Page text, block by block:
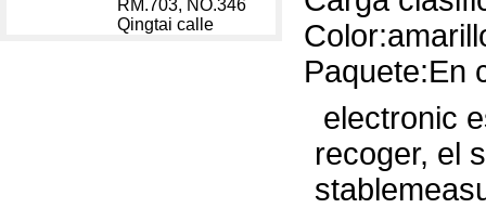
RM.703, NO.346
Qingtai calle
Paquete:En
electronic
recoger, el